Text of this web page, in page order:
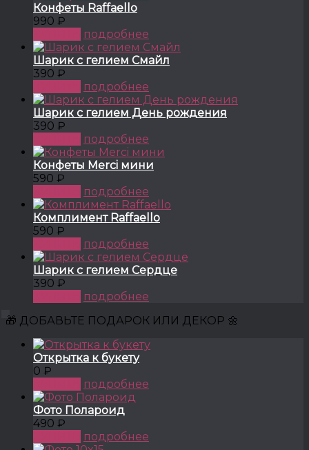
Конфеты Raffaello
990 ₽
подробнее
Шарик с гелием Смайл
390 ₽
подробнее
Шарик с гелием День рождения
390 ₽
подробнее
Конфеты Merci мини
590 ₽
подробнее
Комплимент Raffaello
590 ₽
подробнее
Шарик с гелием Сердце
390 ₽
подробнее
🎁 ДОБАВЬТЕ ПОДАРОК ИЛИ ДЕКОР 🌼
Открытка к букету
0 ₽
подробнее
Фото Полароид
490 ₽
подробнее